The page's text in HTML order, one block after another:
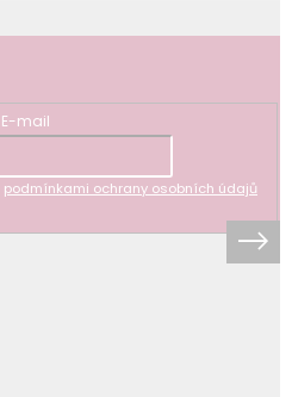
E-mail
podmínkami ochrany osobních údajů